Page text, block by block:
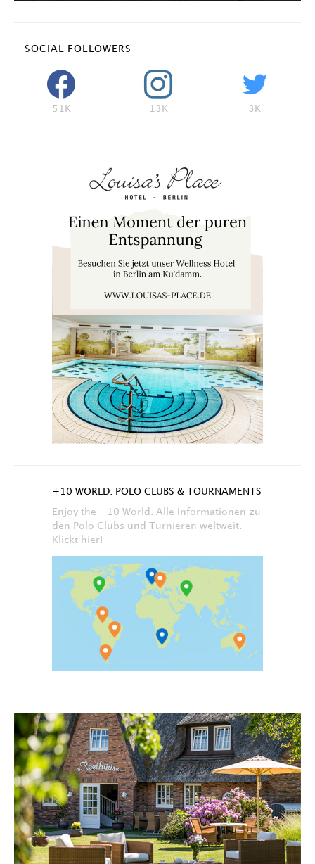
SOCIAL FOLLOWERS
51K 13K 3K
+10 WORLD: POLO CLUBS & TOURNAMENTS
Enjoy the +10 World. Alle Informationen zu
den Polo Clubs und Turnieren weltweit.
Klickt hier!